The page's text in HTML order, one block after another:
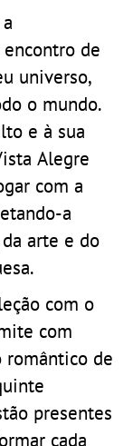
de
universo,
o mundo.
e à sua
Alegre
com a
a
arte e do
com o
com
romântico de
presentes
cada